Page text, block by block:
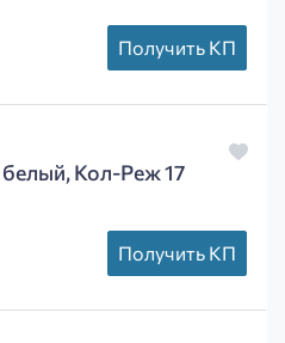
Получить КП
Кол-Реж 17
Получить КП